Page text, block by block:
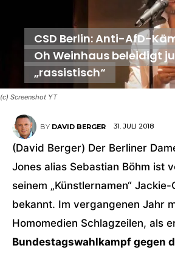
(c) Screenshot YT
CSD Berlin: Anti-AfD-
Oh Weinhaus beleidigt
„rassistisch“
BY DAVID BERGER 31. JULI 2018
(David Berger) Der Berliner
Jones alias Sebastian Böhm ist
seinem „Künstlernamen“ Jackie-
bekannt. Im vergangenen Jahr
Homomedien Schlagzeilen, als
Bundestagswahlkampf gegen